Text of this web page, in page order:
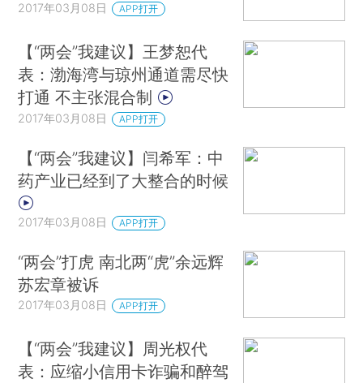
2017年03月08日 APP打开
【“两会”我建议】王梦恕代
表：渤海湾与琼州通道需尽快
打通 不主张混合制
2017年03月08日 APP打开
【“两会”我建议】闫希军：中
药产业已经到了大整合的时候
2017年03月08日 APP打开
“两会”打虎 南北两“虎”余远辉
苏宏章被诉
2017年03月08日 APP打开
【“两会”我建议】周光权代
表：应缩小信用卡诈骗和醉驾